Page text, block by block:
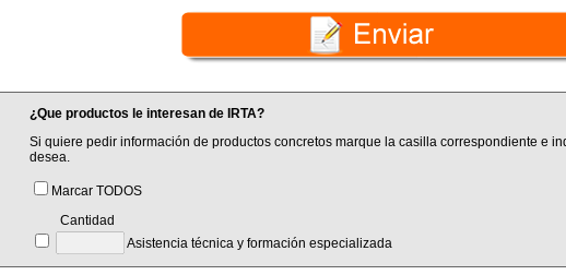
¿Que productos le interesan de IRTA?
Si quiere pedir información de productos concretos marque la casilla correspondiente e
desea.
Marcar TODOS
Cantidad
Asistencia técnica y formación especializada